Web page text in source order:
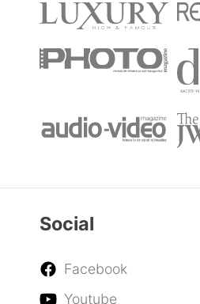
Legal
Politica de Cookies
Termene și condiții
Network